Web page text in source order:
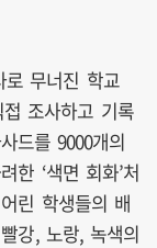
무너진 학교
조사하고 기록
드를 9000개의
한 ‘색면 회화’처
린 학생들의 배
강, 노랑, 녹색의